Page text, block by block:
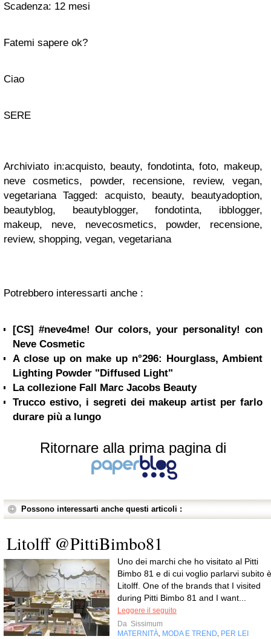
Scadenza: 12 mesi
Fatemi sapere ok?
Ciao
SERE
Archiviato in:acquisto, beauty, fondotinta, foto, makeup,
neve cosmetics, powder, recensione, review, vegan,
vegetariana Tagged: acquisto, beauty, beautyadoption,
beautyblog, beautyblogger, fondotinta, ibblogger,
makeup, neve, nevecosmetics, powder, recensione,
review, shopping, vegan, vegetariana
Potrebbero interessarti anche :
[CS] #neve4me! Our colors, your personality! con
Neve Cosmetic
A close up on make up n°296: Hourglass, Ambient
Lighting Powder "Diffused Light"
La collezione Fall Marc Jacobs Beauty
Trucco estivo, i segreti dei makeup artist per farlo
durare più a lungo
Ritornare alla prima pagina di
Possono interessarti anche questi articoli :
Litolff @PittiBimbo81
Uno dei marchi che ho visitato al Pitti
Bimbo 81 e di cui voglio parlarvi subito è
Litolff. One of the brands that I visited
during Pitti Bimbo 81 and I want...
Leggere il seguito
Da Sissimum
MATERNITÀ, MODA E TREND, PER LEI